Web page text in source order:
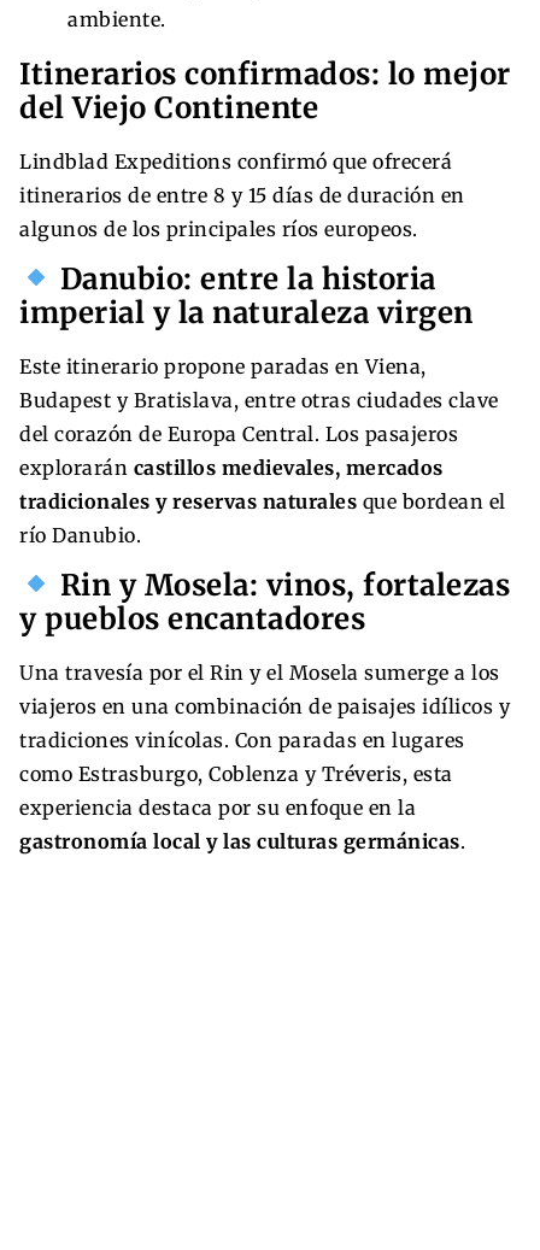
ambiente.
Itinerarios confirmados: lo mejor
del Viejo Continente
Lindblad Expeditions confirmó que ofrecerá
itinerarios de entre 8 y 15 días de duración en
algunos de los principales ríos europeos.
Danubio: entre la historia
imperial y la naturaleza virgen
Este itinerario propone paradas en Viena,
Budapest y Bratislava, entre otras ciudades clave
del corazón de Europa Central. Los pasajeros
explorarán castillos medievales, mercados
tradicionales y reservas naturales que bordean el
río Danubio.
Rin y Mosela: vinos, fortalezas
y pueblos encantadores
Una travesía por el Rin y el Mosela sumerge a los
viajeros en una combinación de paisajes idílicos y
tradiciones vinícolas. Con paradas en lugares
como Estrasburgo, Coblenza y Tréveris, esta
experiencia destaca por su enfoque en la
gastronomía local y las culturas germánicas.